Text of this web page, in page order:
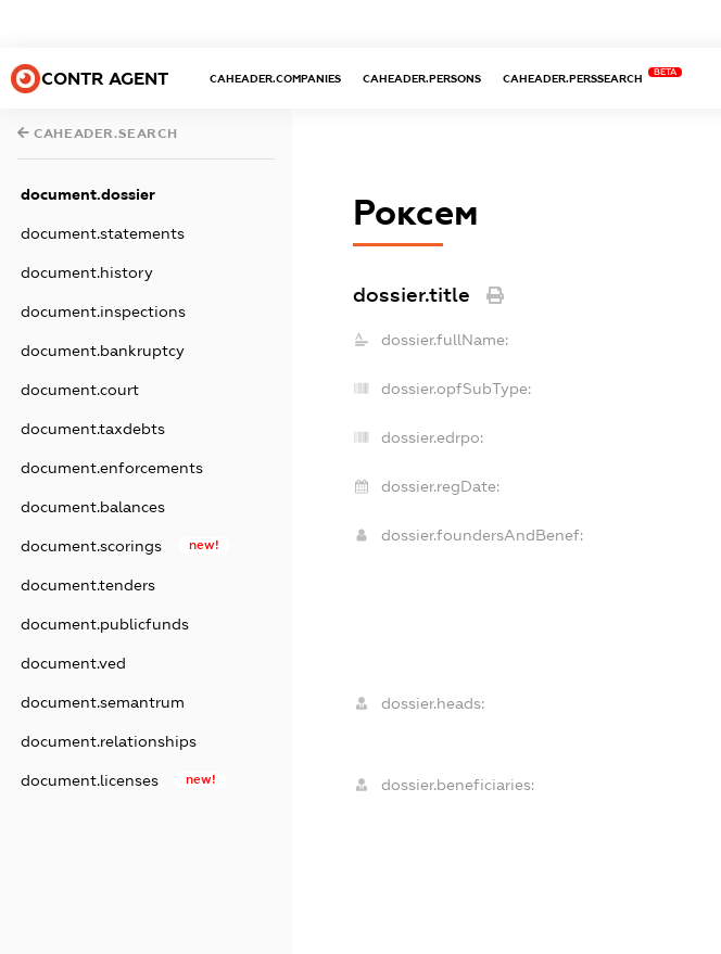
CONTR AGENT CAHEADER.COMPANIES CAHEADER.PERSONS CAHEADER.PERSSEARCH
BETA
CAHEADER.SEARCH
document.dossier
document.statements
document.history
document.inspections
document.bankruptcy
document.court
document.taxdebts
document.enforcements
document.balances
document.scorings new!
document.tenders
document.publicfunds
document.ved
document.semantrum
document.relationships
document.licenses new!
Роксем
dossier.title
dossier.fullName:
dossier.opfSubType:
dossier.edrpo:
dossier.regDate:
dossier.foundersAndBenef:
dossier.heads:
dossier.beneficiaries: